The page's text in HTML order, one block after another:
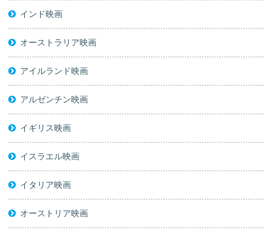
インド映画
オーストラリア映画
アイルランド映画
アルゼンチン映画
イギリス映画
イスラエル映画
イタリア映画
オーストリア映画